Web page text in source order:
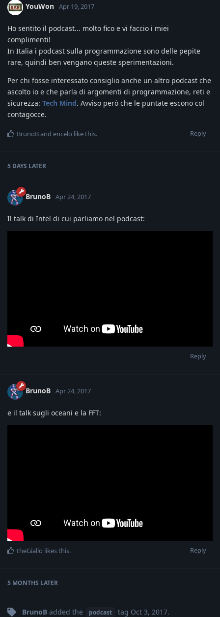
YouWon Apr 19, 2017
Ho sentito il podcast... molto fico e vi faccio i miei
complimenti!
In Italia i podcast sulla programmazione sono delle pepite
rare, quindi ben vengano queste sperimentazioni.
Per chi fosse interessato consiglio anche un altro podcast che
ascolto io e che parla di argomenti di programmazione, reti e
sicurezza: Tech Mind. Avviso però che le puntate escono col
contagocce.
Reply
BrunoBand encelo like this.
5 DAYS LATER
BrunoB Apr 24, 2017
Il talk di Intel di cui parliamo nel podcast:
Reply
BrunoB Apr 24, 2017
e il talk sugli oceani e la FFT:
Reply
theGiallo likes this.
5 MONTHS LATER
BrunoB added the podcast tag Oct 3, 2017.